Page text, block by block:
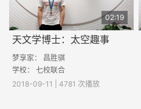
02:19
天文学博士：太空趣事
梦享家： 昌胜骐
学校： 七校联合
2018-09-11 | 4781 次播放